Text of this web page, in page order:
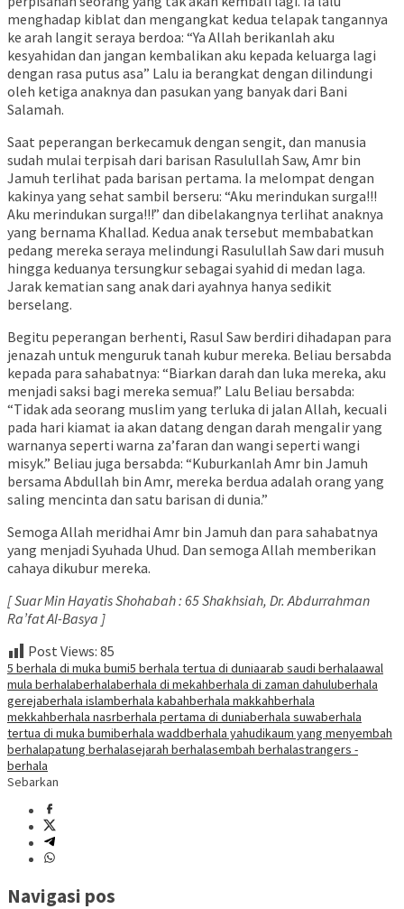
menghadap kiblat dan mengangkat kedua telapak tangannya
ke arah langit seraya berdoa: “Ya Allah berikanlah aku
kesyahidan dan jangan kembalikan aku kepada keluarga lagi
dengan rasa putus asa” Lalu ia berangkat dengan dilindungi
oleh ketiga anaknya dan pasukan yang banyak dari Bani
Salamah.
Saat peperangan berkecamuk dengan sengit, dan manusia
sudah mulai terpisah dari barisan Rasulullah Saw, Amr bin
Jamuh terlihat pada barisan pertama. Ia melompat dengan
kakinya yang sehat sambil berseru: “Aku merindukan surga!!!
Aku merindukan surga!!!” dan dibelakangnya terlihat anaknya
yang bernama Khallad. Kedua anak tersebut membabatkan
pedang mereka seraya melindungi Rasulullah Saw dari musuh
hingga keduanya tersungkur sebagai syahid di medan laga.
Jarak kematian sang anak dari ayahnya hanya sedikit
berselang.
Begitu peperangan berhenti, Rasul Saw berdiri dihadapan para
jenazah untuk menguruk tanah kubur mereka. Beliau bersabda
kepada para sahabatnya: “Biarkan darah dan luka mereka, aku
menjadi saksi bagi mereka semua!” Lalu Beliau bersabda:
“Tidak ada seorang muslim yang terluka di jalan Allah, kecuali
pada hari kiamat ia akan datang dengan darah mengalir yang
warnanya seperti warna za’faran dan wangi seperti wangi
misyk.” Beliau juga bersabda: “Kuburkanlah Amr bin Jamuh
bersama Abdullah bin Amr, mereka berdua adalah orang yang
saling mencinta dan satu barisan di dunia.”
Semoga Allah meridhai Amr bin Jamuh dan para sahabatnya
yang menjadi Syuhada Uhud. Dan semoga Allah memberikan
cahaya dikubur mereka.
[ Suar Min Hayatis Shohabah : 65 Shakhsiah, Dr. Abdurrahman
Ra’fat Al-Basya ]
Post Views: 85
5 berhala di muka bumi5 berhala tertua di duniaarab saudi berhalaawal
mula berhalaberhalaberhala di mekahberhala di zaman dahuluberhala
gerejaberhala islamberhala kabahberhala makkahberhala
mekkahberhala nasrberhala pertama di duniaberhala suwaberhala
tertua di muka bumiberhala waddberhala yahudikaum yang menyembah
berhalapatung berhalasejarah berhalasembah berhalastrangers -
berhala
Sebarkan
Navigasi pos